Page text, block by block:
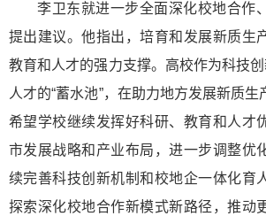
李卫东就进一步全面深化校地合作
提出建议。他指出，培育和发展新质生
教育和人才的强力支撑。高校作为科技创
人才的“蓄水池”，在助力地方发展新质生
希望学校继续发挥好科研、教育和人才
市发展战略和产业布局，进一步调整优
续完善科技创新机制和校地企一体化育
探索深化校地合作新模式新路径，推动